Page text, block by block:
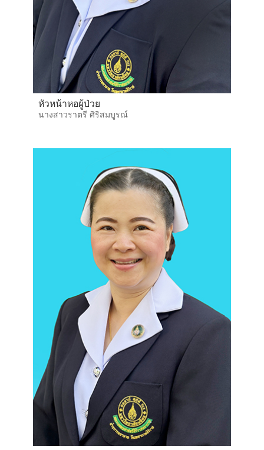
หัวหน้าหอผู้ป่วย
นางสาวราตรี ศิริสมบูรณ์